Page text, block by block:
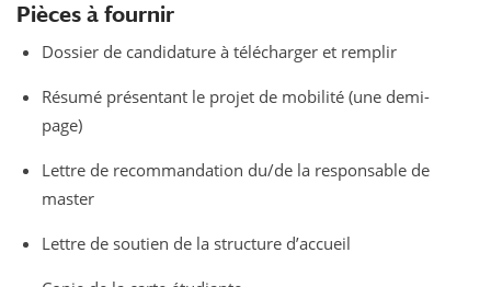
Pièces à fournir
Dossier de candidature à télécharger et remplir
Résumé présentant le projet de mobilité (une demi-
page)
Lettre de recommandation du/de la responsable de
master
Lettre de soutien de la structure d’accueil